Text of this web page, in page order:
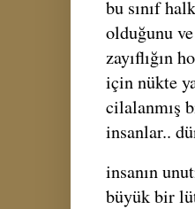
bu sınıf
olduğunu
zayıflığın
için nükte
cilalanmış
insanlar..
insanın
büyük bir